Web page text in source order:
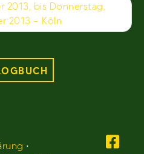
2013, bis Donnerstag,
2013 – Köln
•